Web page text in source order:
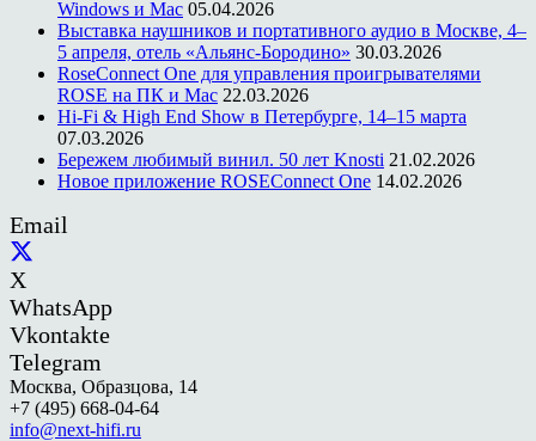
Windows и Mac 05.04.2026
Выставка наушников и портативного аудио в Москве, 4–
5 апреля, отель «Альянс-Бородино» 30.03.2026
RoseConnect One для управления проигрывателями
ROSE на ПК и Mac 22.03.2026
Hi-Fi & High End Show в Петербурге, 14–15 марта
07.03.2026
Бережем любимый винил. 50 лет Knosti 21.02.2026
Новое приложение ROSEConnect One 14.02.2026
Email
X
WhatsApp
Vkontakte
Telegram
Москва, Образцова, 14
+7 (495) 668-04-64
info@next-hifi.ru